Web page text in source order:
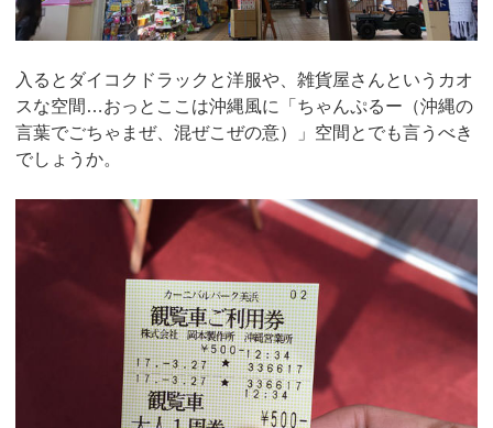
入るとダイコクドラックと洋服や、雑貨屋さんというカオ
スな空間…おっとここは沖縄風に「ちゃんぷるー（沖縄の
言葉でごちゃまぜ、混ぜこぜの意）」空間とでも言うべき
でしょうか。